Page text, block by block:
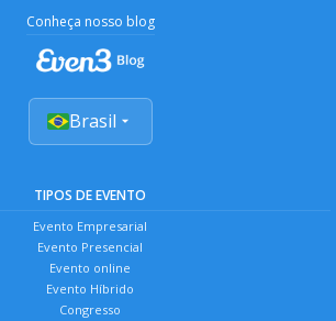
Conheça nosso blog
Brasil
TIPOS DE EVENTO
Evento Empresarial
Evento Presencial
Evento online
Evento Híbrido
Congresso